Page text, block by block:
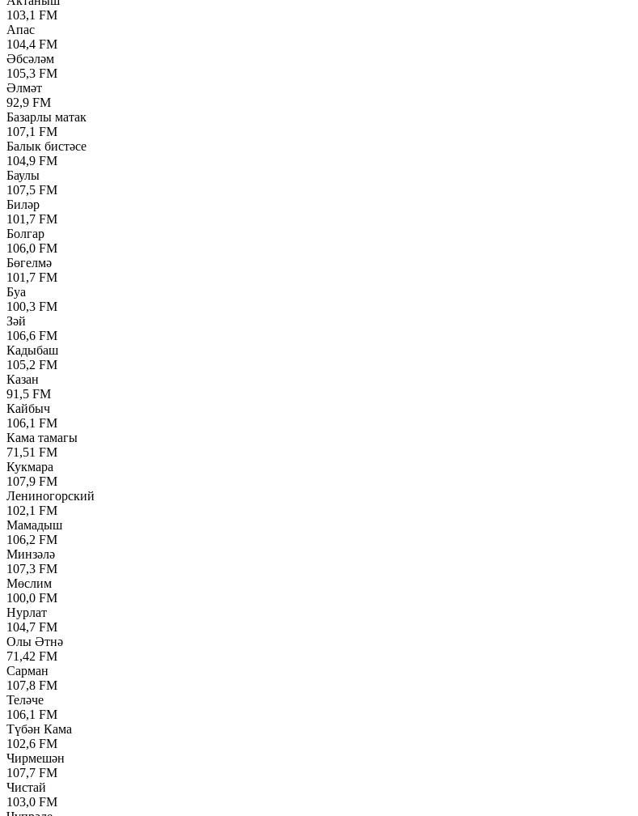
103,1 FM
Апас
104,4 FM
Әбсәләм
105,3 FM
Әлмәт
92,9 FM
Базарлы матак
107,1 FM
Балык бистәсе
104,9 FM
Баулы
107,5 FM
Биләр
101,7 FM
Болгар
106,0 FM
Бөгелмә
101,7 FM
Буа
100,3 FM
Зәй
106,6 FM
Кадыбаш
105,2 FM
Казан
91,5 FM
Кайбыч
106,1 FM
Кама тамагы
71,51 FM
Кукмара
107,9 FM
Лениногорский
102,1 FM
Мамадыш
106,2 FM
Минзәлә
107,3 FM
Мөслим
100,0 FM
Нурлат
104,7 FM
Олы Әтнә
71,42 FM
Сарман
107,8 FM
Теләче
106,1 FM
Түбән Кама
102,6 FM
Чирмешән
107,7 FM
Чистай
103,0 FM